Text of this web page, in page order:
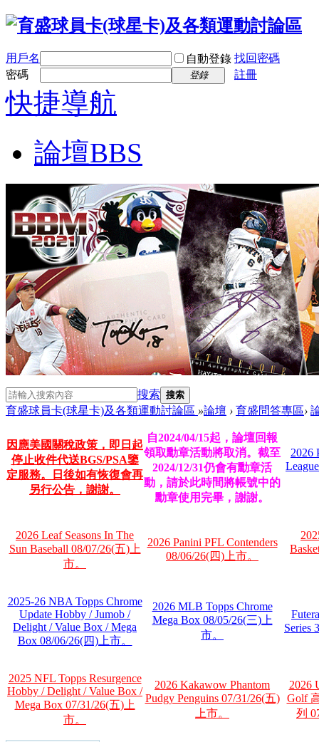
用戶名 自動登錄 找回密碼
密碼
登錄 註冊
快捷導航
論壇BBS
搜索 搜索
育盛球員卡(球星卡)及各類運動討論區 »論壇 › 育盛問答專區›
因應美國關稅政策，即日起
停止收件代送BGS/PSA鑒
定服務。日後如有恢復會再
另行公告，謝謝。
自2024/04/15起，論壇回報
領取勳章活動將取消。截至
2024/12/31仍會有勳章活
動，請於此時間將帳號中的
勳章使用完畢，謝謝。
2026
2026 Leaf Seasons In The
Sun Baseball 08/07/26(五)上
市。
2026 Panini PFL Contenders
08/06/26(四)上市。
2025-26 NBA Topps Chrome
Update Hobby / Jumob /
Delight / Value Box / Mega
Box 08/06/26(四)上市。
2026 MLB Topps Chrome
Mega Box 08/05/26(三)上
市。
Series
2025 NFL Topps Resurgence
Hobby / Delight / Value Box /
Mega Box 07/31/26(五)上
市。
2026 Kakawow Phantom
Pudgy Penguins 07/31/26(五)
上市。
2026
Golf
列